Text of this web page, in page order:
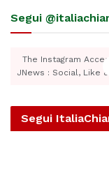
Segui
The Instagram
JNews : Social, Like
Segui